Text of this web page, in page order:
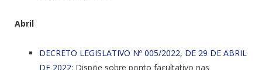
Abril
DECRETO LEGISLATIVO Nº 005/2022, DE 29 DE ABRIL
DE 2022: Dispõe sobre ponto facultativo nas